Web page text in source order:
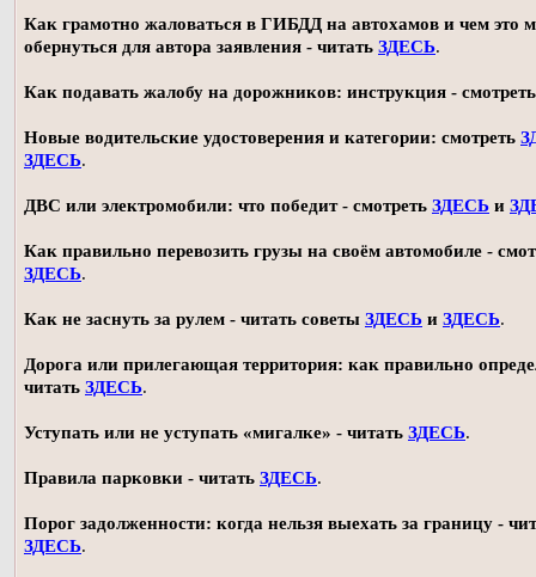
Как грамотно жаловаться в ГИБДД на автохамов и чем это
обернуться для автора заявления - читать ЗДЕСЬ.
Как подавать жалобу на дорожников: инструкция -
Новые водительские удостоверения и категории: смотреть
ЗДЕСЬ.
ДВС или электромобили: что победит - смотреть ЗДЕСЬ и
Как правильно перевозить грузы на своём автомобиле -
ЗДЕСЬ.
Как не заснуть за рулем - читать советы ЗДЕСЬ и ЗДЕСЬ.
Дорога или прилегающая территория: как правильно
читать ЗДЕСЬ.
Уступать или не уступать «мигалке» - читать ЗДЕСЬ.
Правила парковки - читать ЗДЕСЬ.
Порог задолженности: когда нельзя выехать за границу -
ЗДЕСЬ.